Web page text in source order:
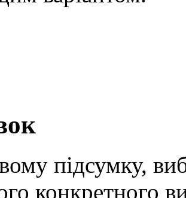
підсумку,
конкретного